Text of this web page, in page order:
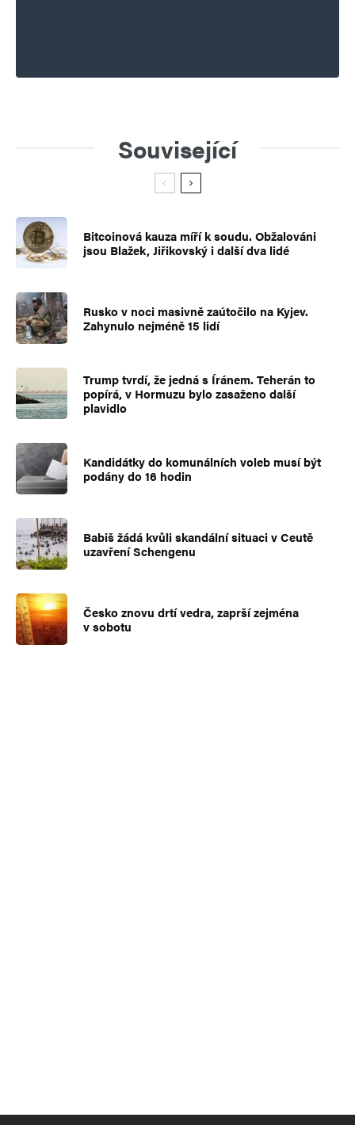
Související
Bitcoinová kauza míří k soudu. Obžalováni
jsou Blažek, Jiřikovský i další dva lidé
Rusko v noci masivně zaútočilo na Kyjev.
Zahynulo nejméně 15 lidí
Trump tvrdí, že jedná s Íránem. Teherán to
popírá, v Hormuzu bylo zasaženo další
plavidlo
Kandidátky do komunálních voleb musí být
podány do 16 hodin
Babiš žádá kvůli skandální situaci v Ceutě
uzavření Schengenu
Česko znovu drtí vedra, zaprší zejména
v sobotu